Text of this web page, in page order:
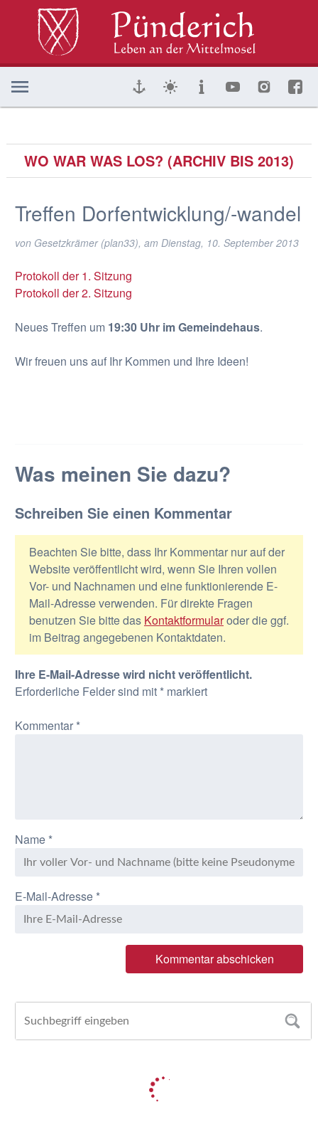
WO WAR WAS LOS? (ARCHIV BIS 2013)
Treffen Dorfentwicklung/-wandel
von Gesetzkrämer (plan33), am Dienstag, 10. September 2013
Protokoll der 1. Sitzung
Protokoll der 2. Sitzung
Neues Treffen um 19:30 Uhr im Gemeindehaus.
Wir freuen uns auf Ihr Kommen und Ihre Ideen!
Was meinen Sie dazu?
Schreiben Sie einen Kommentar
Beachten Sie bitte, dass Ihr Kommentar nur auf der
Website veröffentlicht wird, wenn Sie Ihren vollen
Vor- und Nachnamen und eine funktionierende E-
Mail-Adresse verwenden. Für direkte Fragen
benutzen Sie bitte das Kontaktformularoder die ggf.
im Beitrag angegebenen Kontaktdaten.
Ihre E-Mail-Adresse wird nicht veröffentlicht.
Erforderliche Felder sind mit *markiert
Kommentar *
Name *
E-Mail-Adresse *